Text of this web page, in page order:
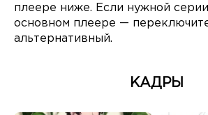
плеере ниже. Если нужной
основном плеере —
альтернативный.
КАДРЫ